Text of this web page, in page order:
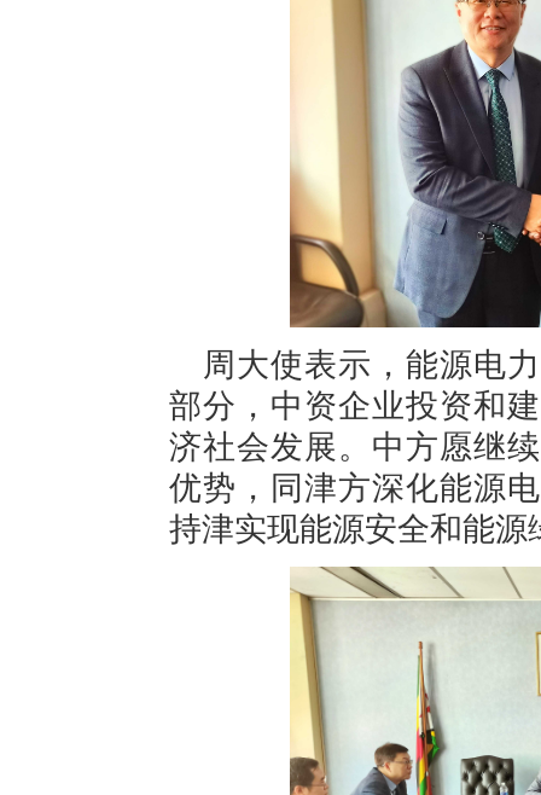
周大使表示，能源电
部分，中资企业投资和
济社会发展。中方愿继
优势，同津方深化能源
持津实现能源安全和能源